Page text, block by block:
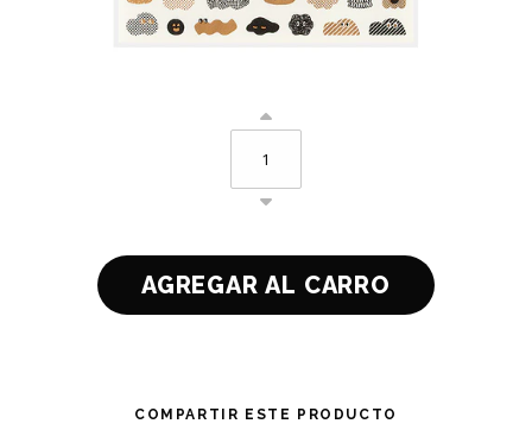
COMPARTIR ESTE PRODUCTO